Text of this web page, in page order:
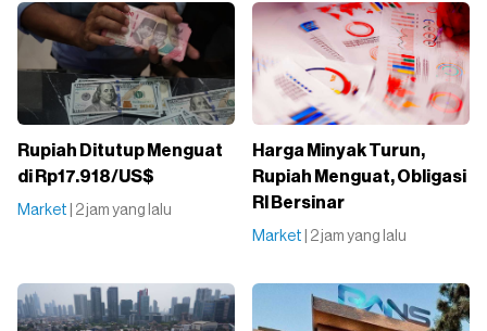
Rupiah Ditutup Menguat
di Rp17.918/US$
Market | 2 jam yang lalu
Harga Minyak Turun,
Rupiah Menguat, Obligasi
RI Bersinar
Market | 2 jam yang lalu